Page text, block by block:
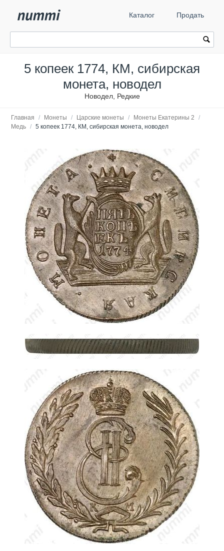
Каталог Продать
5 копеек 1774, КМ, сибирская
монета, новодел
Новодел, Редкие
Главная / Монеты / Царские монеты / Монеты Екатерины 2
/
Медь / 5 копеек 1774, КМ, сибирская монета, новодел